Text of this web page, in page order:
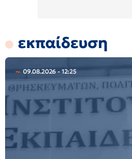
εκπαίδευση
09.08.2026 - 12:25